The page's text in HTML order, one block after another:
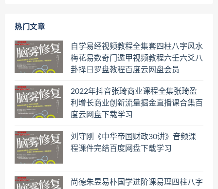
热门文章
自学易经视频教程全集套四柱八字风水
梅花易数奇门遁甲视频教程六壬六爻八
卦择日罗盘教程百度云网盘会员
2022年抖音张琦商业课程全集张琦盈
利增长商业创新流量掘金直播课合集百
度云网盘下载学习
刘守刚《中华帝国财政30讲》音频课
程课件完结百度网盘下载学习
尚德朱昱易朴国学进阶课易理四柱八字